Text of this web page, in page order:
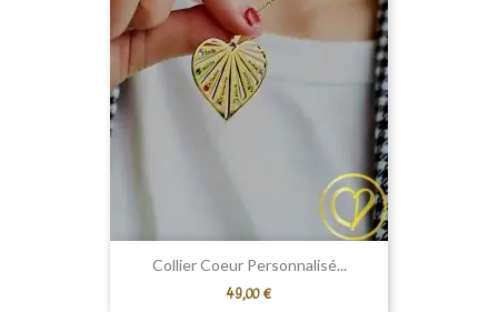
Collier Coeur Personnalisé...
Prix
49,00 €